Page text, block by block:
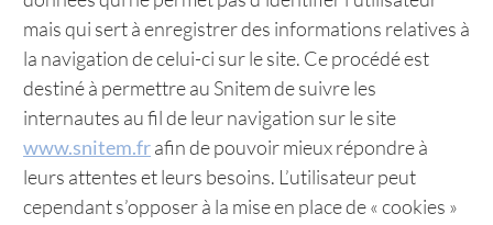
mais qui sert à enregistrer des informations relatives à
la navigation de celui-ci sur le site. Ce procédé est
destiné à permettre au Snitem de suivre les
internautes au fil de leur navigation sur le site
www.snitem.frafin de pouvoir mieux répondre à
leurs attentes et leurs besoins. L’utilisateur peut
cependant s’opposer à la mise en place de « cookies »